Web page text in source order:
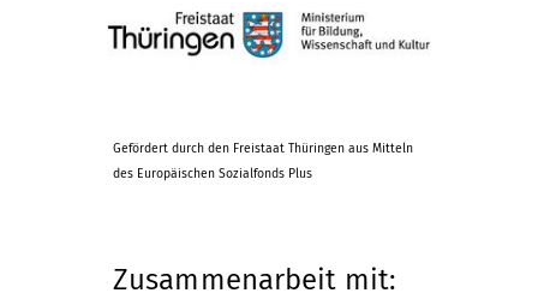
Gefördert durch den Freistaat Thüringen aus Mitteln
des Europäischen Sozialfonds Plus
Zusammenarbeit mit: